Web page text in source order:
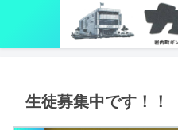
生徒募集中です！！